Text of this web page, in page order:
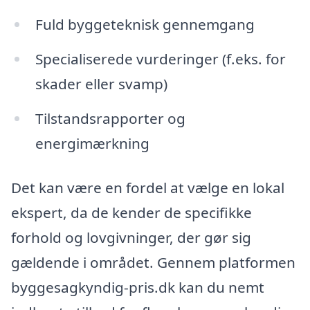
Fuld byggeteknisk gennemgang
Specialiserede vurderinger (f.eks. for
skader eller svamp)
Tilstandsrapporter og
energimærkning
Det kan være en fordel at vælge en lokal
ekspert, da de kender de specifikke
forhold og lovgivninger, der gør sig
gældende i området. Gennem platformen
byggesagkyndig-pris.dk kan du nemt